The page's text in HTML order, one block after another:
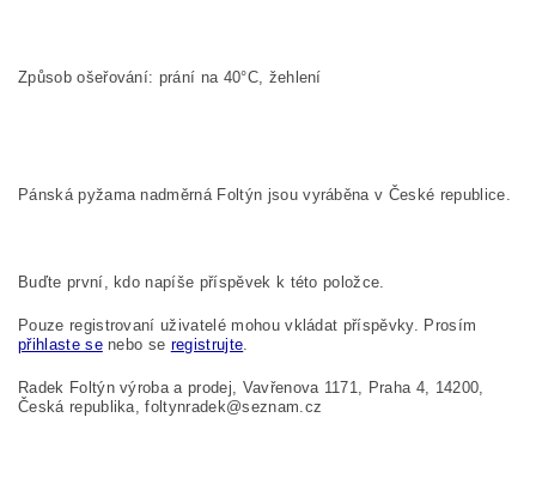
Způsob ošeřování: prání na 40°C, žehlení
Pánská pyžama nadměrná Foltýn jsou vyráběna v České republice.
Buďte první, kdo napíše příspěvek k této položce.
Pouze registrovaní uživatelé mohou vkládat příspěvky. Prosím
přihlaste senebo se registrujte.
Radek Foltýn výroba a prodej, Vavřenova 1171, Praha 4, 14200,
Česká republika, foltynradek@seznam.cz